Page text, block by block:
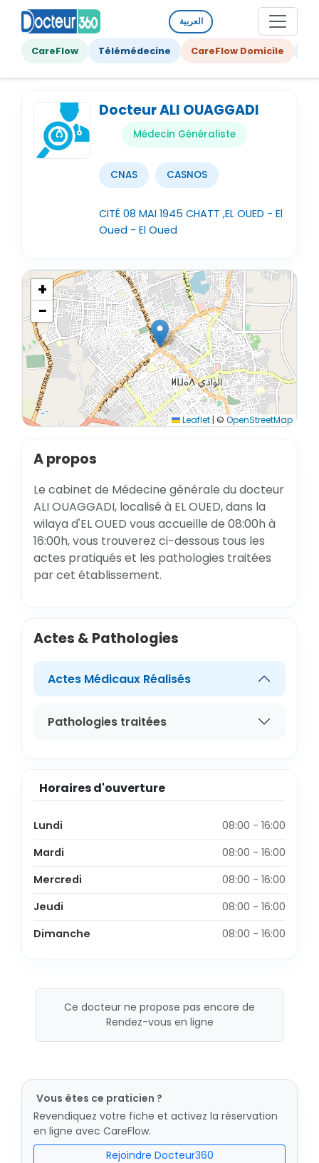
العربية
CareFlow Télémédecine CareFlow Domicile
Docteur ALI OUAGGADI
Médecin Généraliste
CNAS CASNOS
CITÉ 08 MAI 1945 CHATT ,EL OUED - El
Oued - El Oued
+
−
Leaflet | © OpenStreetMap
A propos
Le cabinet de Médecine générale du docteur
ALI OUAGGADI, localisé à EL OUED, dans la
wilaya d'EL OUED vous accueille de 08:00h à
16:00h, vous trouverez ci-dessous tous les
actes pratiqués et les pathologies traitées
par cet établissement.
Actes & Pathologies
Actes Médicaux Réalisés
Pathologies traitées
Horaires d'ouverture
Lundi
08:00 - 16:00
Mardi
08:00 - 16:00
Mercredi
08:00 - 16:00
Jeudi
08:00 - 16:00
Dimanche
08:00 - 16:00
Ce docteur ne propose pas encore de
Rendez-vous en ligne
Vous êtes ce praticien ?
Revendiquez votre fiche et activez la réservation
en ligne avec CareFlow.
Rejoindre Docteur360